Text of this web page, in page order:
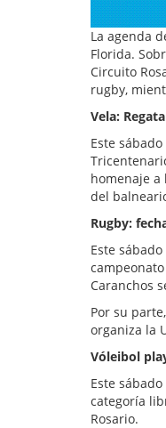
La agenda
Florida.
Circuito
rugby,
Vela:
Este
homenaje a
del
Rugby:
Este
Caranchos
Por su
organiza la
Vóleibol
Este
categoría
Rosario.